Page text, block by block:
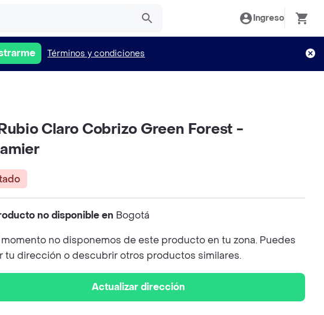
Ingreso
Términos y condiciones
Claro Cobrizo Green Forest -
no disponible en Bogotá
momento no disponemos de este producto en tu zona. Puedes
tu dirección o descubrir otros productos similares.
Actualizar dirección